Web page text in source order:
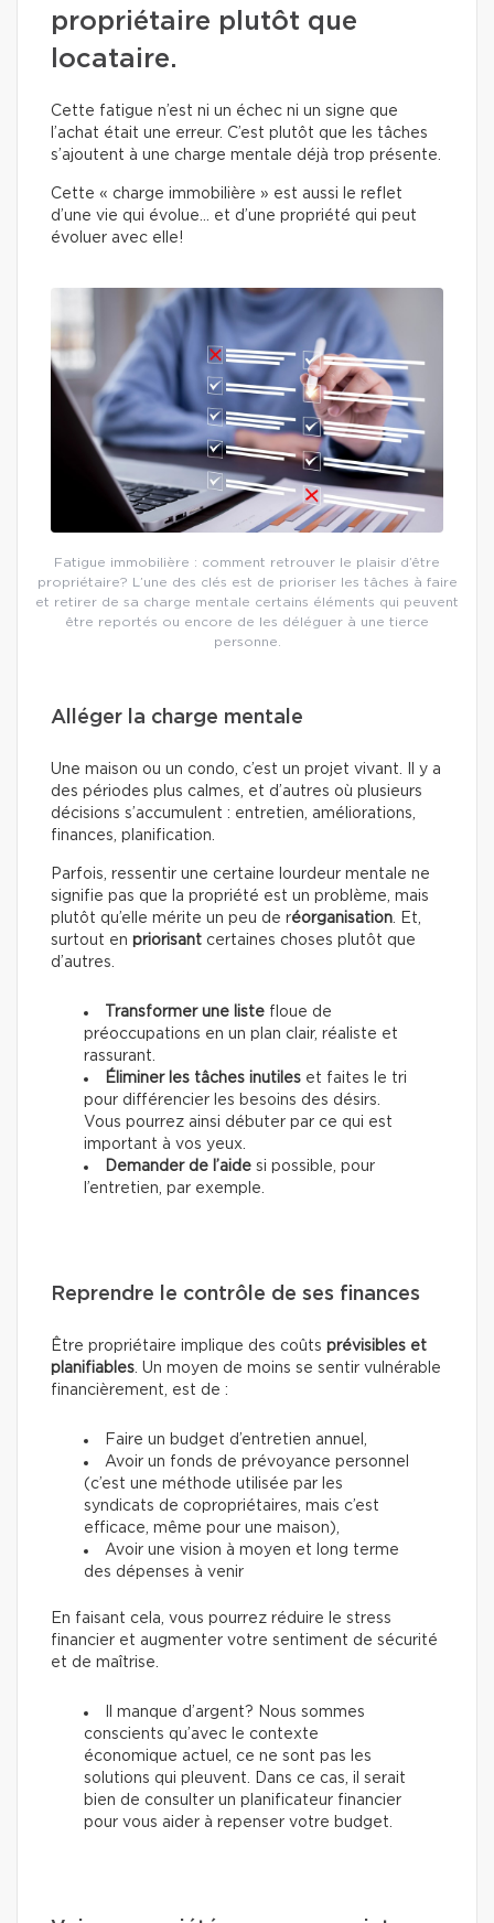
propriétaire plutôt que
locataire.
Cette fatigue n’est ni un échec ni un signe que
l’achat était une erreur. C’est plutôt que les tâches
s’ajoutent à une charge mentale déjà trop présente.
Cette « charge immobilière » est aussi le reflet
d’une vie qui évolue… et d’une propriété qui peut
évoluer avec elle!
Fatigue immobilière : comment retrouver le plaisir d’être
propriétaire? L’une des clés est de prioriser les tâches à faire
et retirer de sa charge mentale certains éléments qui peuvent
être reportés ou encore de les déléguer à une tierce
personne.
Alléger la charge mentale
Une maison ou un condo, c’est un projet vivant. Il y a
des périodes plus calmes, et d’autres où plusieurs
décisions s’accumulent : entretien, améliorations,
finances, planification.
Parfois, ressentir une certaine lourdeur mentale ne
signifie pas que la propriété est un problème, mais
plutôt qu’elle mérite un peu de réorganisation . Et,
surtout en priorisant certaines choses plutôt que
d’autres.
Transformer une liste floue de
préoccupations en un plan clair, réaliste et
rassurant.
Éliminer les tâches inutiles et faites le tri
pour différencier les besoins des désirs.
Vous pourrez ainsi débuter par ce qui est
important à vos yeux.
Demander de l’aide si possible, pour
l’entretien, par exemple.
Reprendre le contrôle de ses finances
Être propriétaire implique des coûts prévisibles et
planifiables . Un moyen de moins se sentir vulnérable
financièrement, est de :
Faire un budget d’entretien annuel,
Avoir un fonds de prévoyance personnel
(c’est une méthode utilisée par les
syndicats de copropriétaires, mais c’est
efficace, même pour une maison),
Avoir une vision à moyen et long terme
des dépenses à venir
En faisant cela, vous pourrez réduire le stress
financier et augmenter votre sentiment de sécurité
et de maîtrise.
Il manque d’argent? Nous sommes
conscients qu’avec le contexte
économique actuel, ce ne sont pas les
solutions qui pleuvent. Dans ce cas, il serait
bien de consulter un planificateur financier
pour vous aider à repenser votre budget.